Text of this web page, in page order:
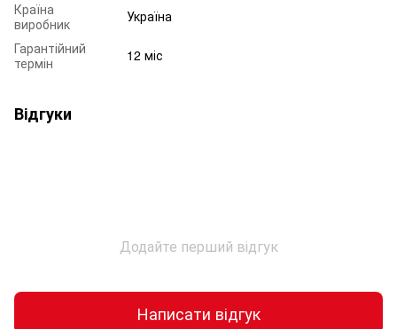
Країна
виробник
Україна
Гарантійний
термін
12 міс
Відгуки
Додайте перший відгук
Написати відгук